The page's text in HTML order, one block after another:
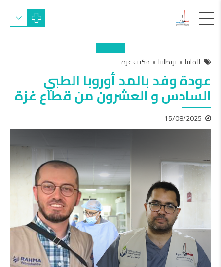
المانيا بريطانيا مكتب غزة
عودة وفد بالمد أوروبا الطبي
السادس و العشرون من قطاع غزة
15/08/2025